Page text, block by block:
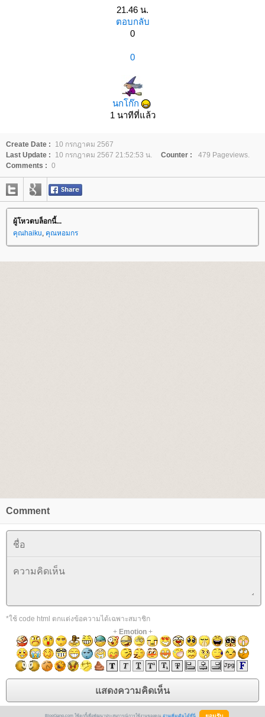
21.46 น.
ตอบกลับ
0
0
นกโก๊ก
1 นาทีที่แล้ว
Create Date :
10 กรกฎาคม 2567
Last Update :
10 กรกฎาคม 2567 21:52:53 น. Counter :
479 Pageviews.
Comments : 0
ผู้โหวตบล็อกนี้...
คุณhaiku, คุณหอมกร
Comment
*ใช้ code html ตกแต่งข้อความได้เฉพาะสมาชิก
+ Emotion+
BlogGang.com ใช้คุกกี้เพื่อพัฒนาประสบการณ์การใช้งานของคุณ อ่านเพิ่มเติมได้ที่นี่